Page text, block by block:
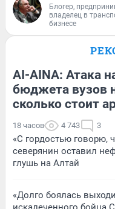
Блогер,
владелец в
бизнесе
AI-AINA: Атака
бюджета вузов
сколько стоит
18 часов 4 743 3
«С гордостью говорю,
северянин оставил
глушь на Алтай
«Долго боялась